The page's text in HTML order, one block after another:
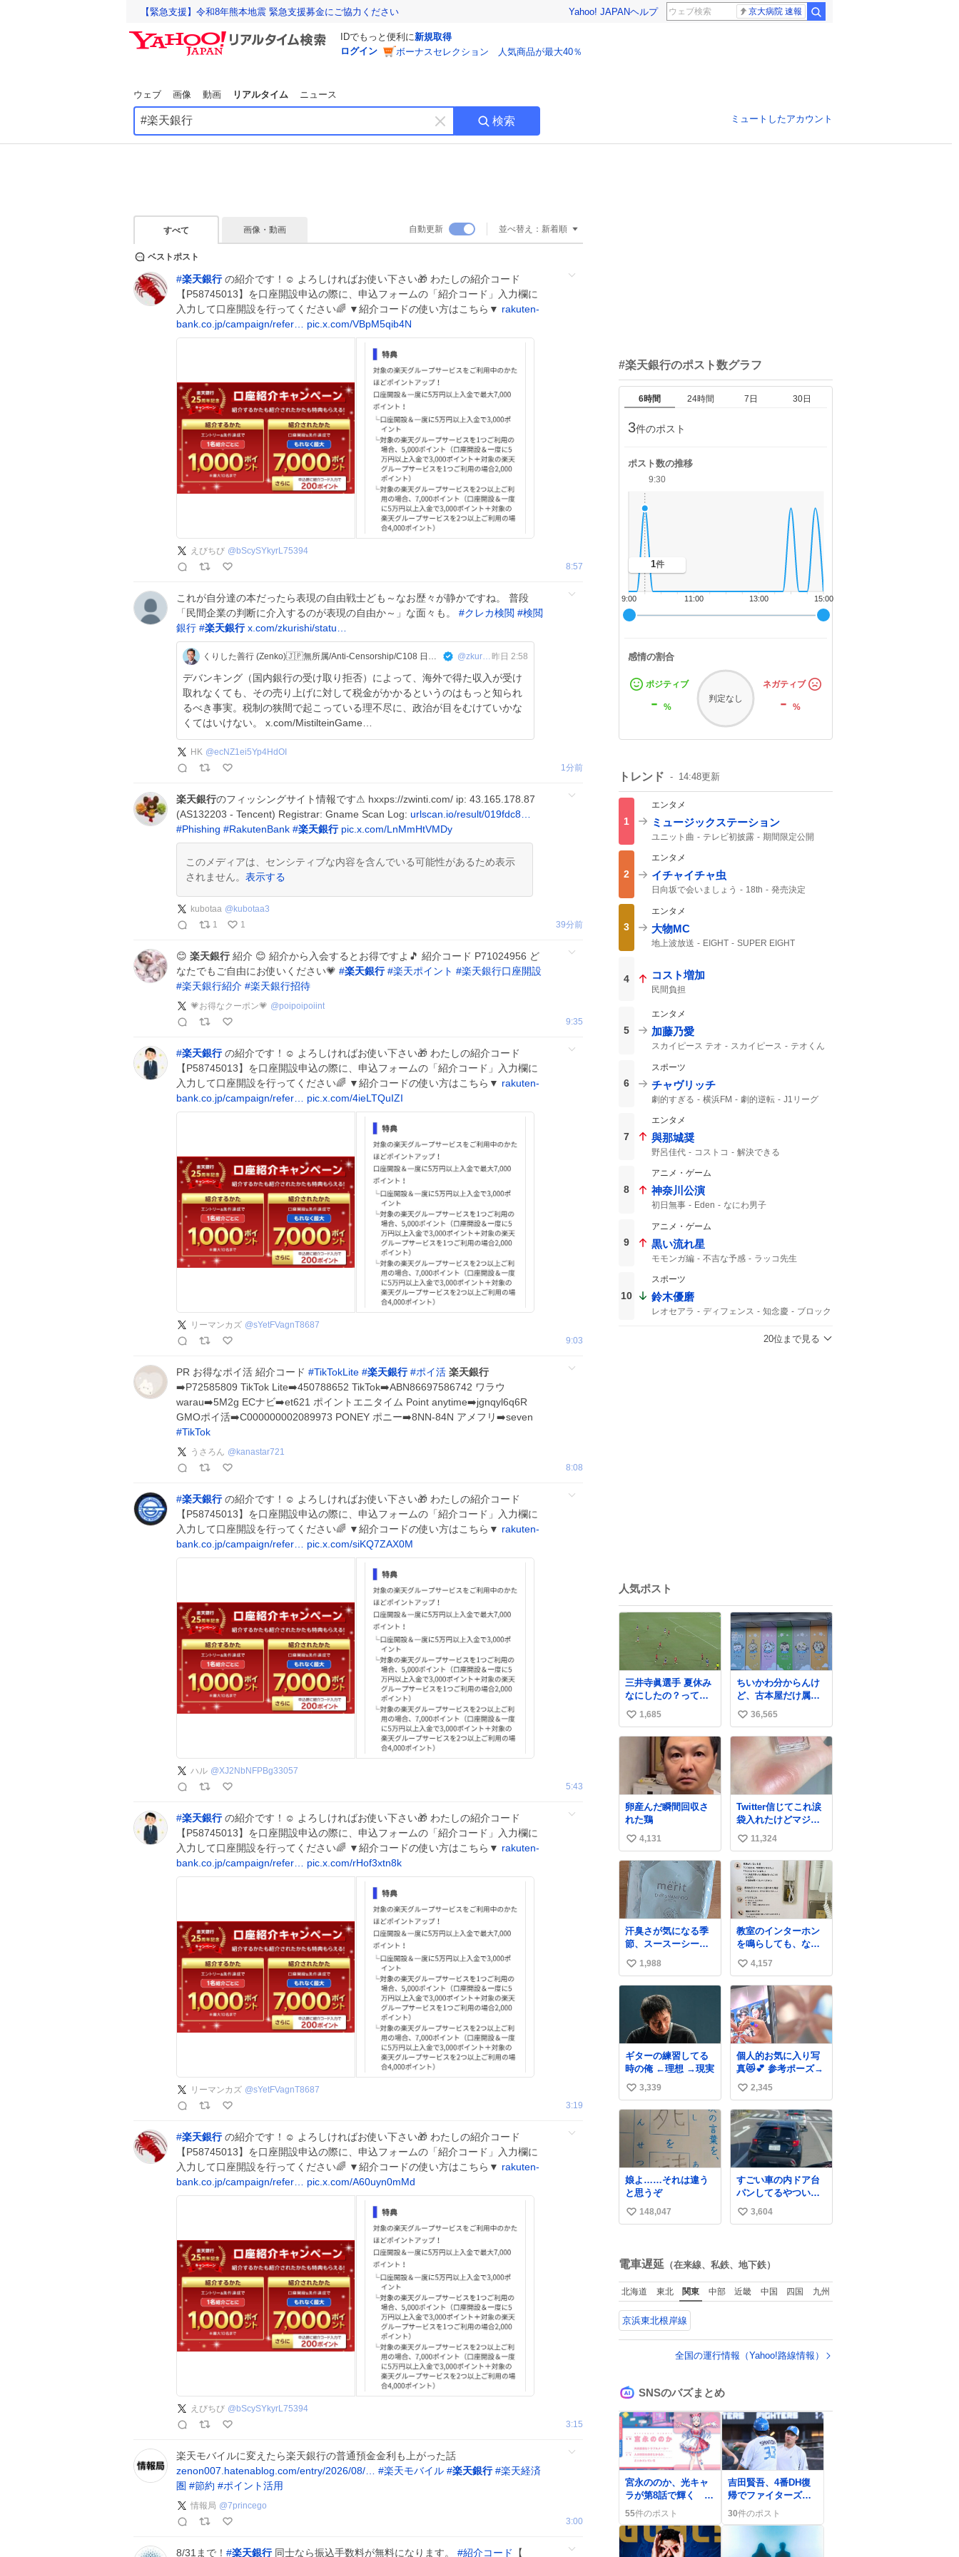
【緊急支援】令和8年熊本地震 緊急支援募金にご協力ください Yahoo! JAPANヘルプ 京大病院 速報
IDでもっと便利に新規取得
ログイン
ボーナスセレクション 人気商品が最大40％
ウェブ 画像 動画 リアルタイム ニュース
キ
ー
す
検索 ミュートしたアカウント
すべて 画像・動画 自動更新 並べ替え： 新着順
ベストポスト
#楽天銀行の紹介です！☺️ よろしければお使い下さい🎁 わたしの紹介コード
【P58745013】を口座開設申込の際に、申込フォームの「紹介コード」入力欄に
入力して口座開設を行ってください🌈 ▼紹介コードの使い方はこちら▼ rakuten-
bank.co.jp/campaign/refer…
pic.x.com/VBpM5qib4N
えびちび @ bScySYkyrL75394
8:57
これが自分達の本だったら表現の自由戦士ども～なお歴々が静かですね。 普段
「民間企業の判断に介入するのが表現の自由か～」な面々も。 #クレカ検閲 #検閲
銀行 #楽天銀行 x.com/zkurishi/statu…
くりした善行 (Zenko)🇯🇵無所属/Anti-Censorship/C108 日曜西あ51a @zkurishi 昨日 2:58
デバンキング（国内銀行の受け取り拒否）によって、海外で得た収入が受け
取れなくても、その売り上げに対して税金がかかるというのはもっと知られ
るべき事実。税制の狭間で起こっている理不尽に、政治が目をむけていかな
くてはいけない。 x.com/MistilteinGame…
HK @ecNZ1ei5Yp4HdOI
1分前
楽天銀行のフィッシングサイト情報です⚠ hxxps://zwinti.com/ ip: 43.165.178.87
(AS132203 - Tencent) Registrar: Gname Scan Log: urlscan.io/result/019fdc8…
#Phishing #RakutenBank #楽天銀行 pic.x.com/LnMmHtVMDy
このメディアは、センシティブな内容を含んでいる可能性があるため表示
されません。 表示する
kubotaa @ kubotaa3
1
1 39分前
😊 楽天銀行 紹介 😊 紹介から入会するとお得ですよ🎵 紹介コード P71024956 ど
なたでもご自由にお使いください💗 #楽天銀行 #楽天ポイント #楽天銀行口座開設
#楽天銀行紹介 #楽天銀行招待
💗お得なクーポン💗 @poipoipoiint
9:35
#楽天銀行の紹介です！☺️ よろしければお使い下さい🎁 わたしの紹介コード
【P58745013】を口座開設申込の際に、申込フォームの「紹介コード」入力欄に
入力して口座開設を行ってください🌈 ▼紹介コードの使い方はこちら▼ rakuten-
bank.co.jp/campaign/refer…
pic.x.com/4ieLTQuIZI
リーマンカズ @sYetFVagnT8687
9:03
PR お得なポイ活 紹介コード #TikTokLite #楽天銀行 #ポイ活 楽天銀行
➡️P72585809 TikTok Lite➡️450788652 TikTok➡️ABN86697586742 ワラウ
warau➡️5M2g ECナビ➡️et621 ポイントエニタイム Point anytime➡️jgnqyl6q6R
GMOポイ活➡️C000000002089973 PONEY ポニー➡️8NN-84N アメフリ➡️seven
#TikTok
うさろん @ kanastar721
8:08
#楽天銀行の紹介です！☺️ よろしければお使い下さい🎁 わたしの紹介コード
【P58745013】を口座開設申込の際に、申込フォームの「紹介コード」入力欄に
入力して口座開設を行ってください🌈 ▼紹介コードの使い方はこちら▼ rakuten-
bank.co.jp/campaign/refer…
pic.x.com/siKQ7ZAX0M
ハル @XJ2NbNFPBg33057
5:43
#楽天銀行の紹介です！☺️ よろしければお使い下さい🎁 わたしの紹介コード
【P58745013】を口座開設申込の際に、申込フォームの「紹介コード」入力欄に
入力して口座開設を行ってください🌈 ▼紹介コードの使い方はこちら▼ rakuten-
bank.co.jp/campaign/refer…
pic.x.com/rHof3xtn8k
リーマンカズ @sYetFVagnT8687
3:19
#楽天銀行の紹介です！☺️ よろしければお使い下さい🎁 わたしの紹介コード
【P58745013】を口座開設申込の際に、申込フォームの「紹介コード」入力欄に
入力して口座開設を行ってください🌈 ▼紹介コードの使い方はこちら▼ rakuten-
bank.co.jp/campaign/refer…
pic.x.com/A60uyn0mMd
えびちび @ bScySYkyrL75394
3:15
楽天モバイルに変えたら楽天銀行の普通預金金利も上がった話
zenon007.hatenablog.com/entry/2026/08/…
#楽天モバイル #楽天銀行 #楽天経済
圏 #節約 #ポイント活用
情報局 @7princego
3:00
8/31まで！ #楽天銀行同士なら振込手数料が無料になります。 #紹介コード 【
#楽天銀行のポスト数グラフ
6時間 24時間 7日 30日
3件のポスト
ポスト数の推移
15:00
13:00
11:00
9:00
9:30
1件
感情の割合
ポジティブ
- %
判定なし
ネガティブ
-%
トレンド 14:48更新
1
エンタメ
ミュージックステーション
ユニット曲 テレビ初披露
期間限定公開
2
エンタメ
イチャイチャ虫
日向坂で会いましょう 18th
発売決定
3
エンタメ
大物MC
地上波放送 EIGHT
SUPER EIGHT
4 コスト増加
民間負担
5
エンタメ
加藤乃愛
スカイピース テオ スカイピース
テオくん
6
スポーツ
チャヴリッチ
劇的すぎる 横浜FM 劇的逆転
J1リーグ
7
エンタメ
與那城奨
野呂佳代 コストコ 解決できる
8
アニメ・ゲーム
神奈川公演
初日無事 Eden なにわ男子
9
アニメ・ゲーム
黒い流れ星
モモンガ編 不吉な予感
ラッコ先生
10
スポーツ
鈴木優磨
レオセアラ ディフェンス 知念慶
ブロック
20位まで見る
人気ポスト
三井寺眞選手 夏休み
なにしたの？って聞
かれて「国立競技場
でオープニングゴー
ル決めたよ」と答え
られるの強すぎる
い
い
1,685
ちいかわ分からんけ
ど、古本屋だけ属性
が名前になってるの
はどういうこと？
い
い
ね
36,565
卵産んだ瞬間回収さ
れた鶏
い
い
ね
数
4,131
Twitter信じてこれ涙
袋入れたけどマジで
盛れた…ありがと
う…
い
い
ね
数
11,324
汗臭さが気になる季
節、スースーシート
以外だと、これがと
にかくスッキリす
る。2年くらい前に #
生活は踊る で紹介し
たやつ。おじさんに
もおばさんにもオス
スメだ。ドラストに
売ってるぞ。ドライ
シャンプーって書い
てあるけど汗拭きシ
ートみたいなもの。
耳裏襟足首筋がんが
ん拭いて汗臭不安を
解消。
い
い
1,988
教室のインターホン
を鳴らしても、なか
なか誰も出ないこと
があります…。 もし
かすると「電話の出
方」に困っているの
かもしれません。 そ
こで「何を話せばい
いか」が見える手引
きを用意して、安心
して電話に出られる
ようにします。 イン
ターホンの応対も大
切なコミュニケーシ
ョンの学びです。
い
い
ね
数
4,157
ギターの練習してる
時の俺 ←理想 →現実
い
い
3,339
個人的お気に入り写
真😻💕 参考ポーズ→
い
い
ね
数
2,345
娘よ……それは違う
と思うぞ
い
数
148,047
すごい車の内ドア台
パンしてるやついた
ｗｗｗｗｗｗｗｗｗ
ｗｗｗｗｗ
い
数
3,604
電車遅延 （在来線、私鉄、地下鉄）
北海道 東北 関東 中部 近畿 中国 四国 九州
京浜東北根岸線
全国の運行情報（Yahoo!路線情報）
SNSのバズまとめ
宮永ののか、光キャ
ラが第8話で輝く フ
ァンは「尊い」「泣
いた」感想
55件のポスト
吉田賢吾、4番DH復
帰でファイターズに
再登場 ファン歓喜
の声続出
30件のポスト